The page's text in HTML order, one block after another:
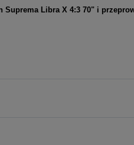
Libra X 4:3 70" i